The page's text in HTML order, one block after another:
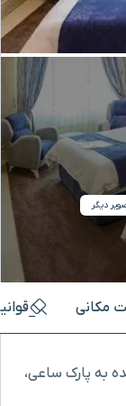
مکانی
به پارک ساعی،